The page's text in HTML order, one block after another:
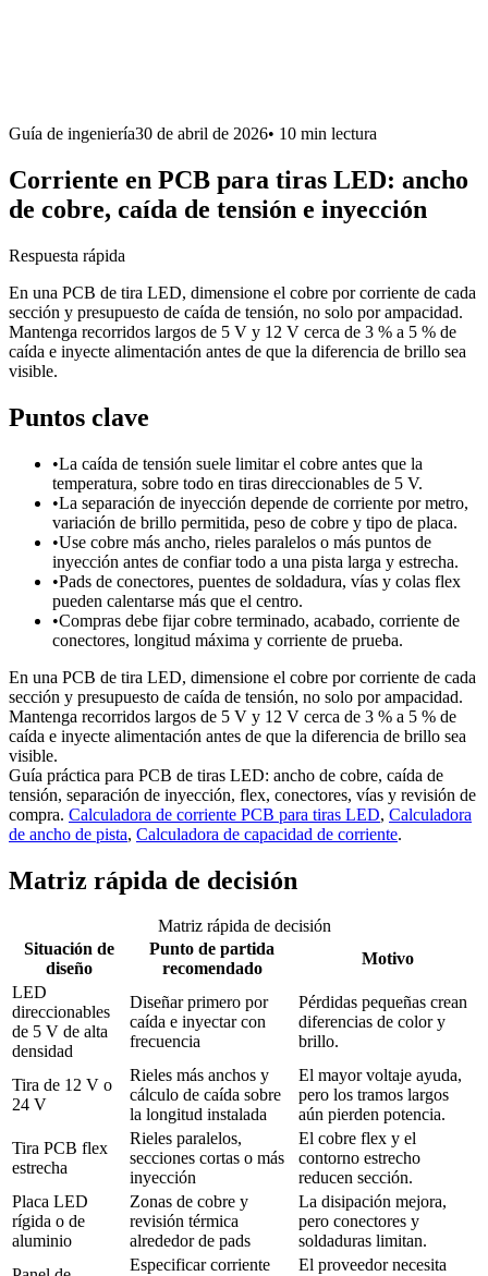
Guía de ingeniería30 de abril de 2026• 10 min lectura
Corriente en PCB para tiras LED: ancho
de cobre, caída de tensión e inyección
Respuesta rápida
En una PCB de tira LED, dimensione el cobre por corriente de cada
sección y presupuesto de caída de tensión, no solo por ampacidad.
Mantenga recorridos largos de 5 V y 12 V cerca de 3 % a 5 % de
caída e inyecte alimentación antes de que la diferencia de brillo sea
visible.
Puntos clave
•La caída de tensión suele limitar el cobre antes que la
temperatura, sobre todo en tiras direccionables de 5 V.
•La separación de inyección depende de corriente por metro,
variación de brillo permitida, peso de cobre y tipo de placa.
•Use cobre más ancho, rieles paralelos o más puntos de
inyección antes de confiar todo a una pista larga y estrecha.
•Pads de conectores, puentes de soldadura, vías y colas flex
pueden calentarse más que el centro.
•Compras debe fijar cobre terminado, acabado, corriente de
conectores, longitud máxima y corriente de prueba.
En una PCB de tira LED, dimensione el cobre por corriente de cada
sección y presupuesto de caída de tensión, no solo por ampacidad.
Mantenga recorridos largos de 5 V y 12 V cerca de 3 % a 5 % de
caída e inyecte alimentación antes de que la diferencia de brillo sea
visible.
Guía práctica para PCB de tiras LED: ancho de cobre, caída de
tensión, separación de inyección, flex, conectores, vías y revisión de
compra. Calculadora de corriente PCB para tiras LED, Calculadora
de ancho de pista, Calculadora de capacidad de corriente.
Matriz rápida de decisión
Matriz rápida de decisión
Situación de
diseño
Punto de partida
recomendado
Motivo
LED
direccionables
de 5 V de alta
densidad
Diseñar primero por
caída e inyectar con
frecuencia
Pérdidas pequeñas crean
diferencias de color y
brillo.
Tira de 12 V o
24 V
Rieles más anchos y
cálculo de caída sobre
la longitud instalada
El mayor voltaje ayuda,
pero los tramos largos
aún pierden potencia.
Tira PCB flex
estrecha
Rieles paralelos,
secciones cortas o más
inyección
El cobre flex y el
contorno estrecho
reducen sección.
Placa LED
rígida o de
aluminio
Zonas de cobre y
revisión térmica
alrededor de pads
La disipación mejora,
pero conectores y
soldaduras limitan.
Especificar corriente
El proveedor necesita